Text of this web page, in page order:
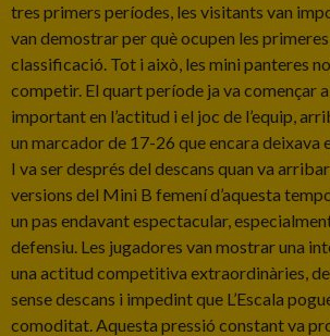
tres primers períodes, les visitants van
van demostrar per què ocupen les
classificació. Tot i això, les mini panteres
competir. El quart període ja va començar
important en l’actitud i el joc de l’equip,
un marcador de 17-26 que encara
I va ser després del descans quan va
versions del Mini B femení d’aquesta
un pas endavant espectacular,
defensiu. Les jugadores van mostrar una
una actitud competitiva extraordinàries,
sense descans i impedint que L’Escala
comoditat. Aquesta pressió constant va